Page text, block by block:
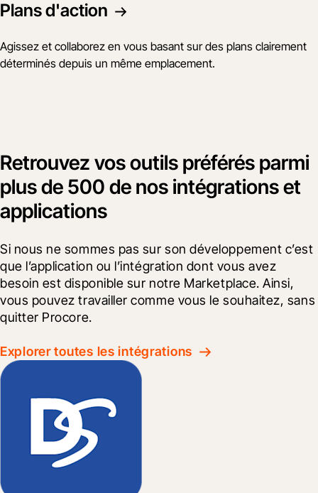
Plans d'action
Agissez et collaborez en vous basant sur des plans clairement
déterminés depuis un même emplacement.
Retrouvez vos outils préférés parmi
plus de 500 de nos intégrations et
applications
Si nous ne sommes pas sur son développement c’est
que l’application ou l’intégration dont vous avez
besoin est disponible sur notre Marketplace. Ainsi,
vous pouvez travailler comme vous le souhaitez, sans
quitter Procore.
Explorer toutes les intégrations